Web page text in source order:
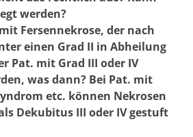
werden?
Fersennekrose, der nach
einen Grad II in Abheilung
Pat. mit Grad III oder IV
was dann? Bei Pat. mit
etc. können Nekrosen
Dekubitus III oder IV gestuft